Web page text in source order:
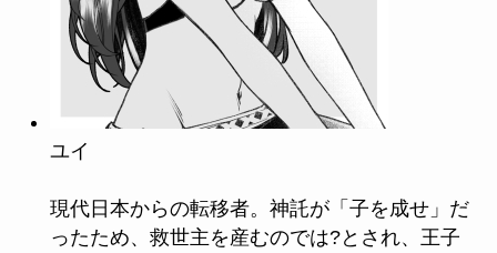
ユイ
現代日本からの転移者。神託が「子を成せ」だ
ったため、救世主を産むのでは?とされ、王子